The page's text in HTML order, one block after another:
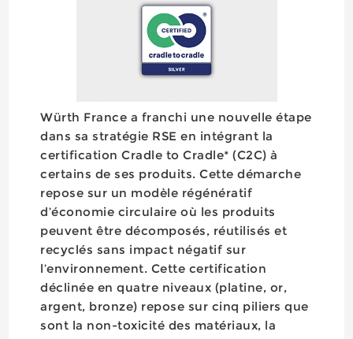
Würth France a franchi une nouvelle étape
dans sa stratégie RSE en intégrant la
certification Cradle to Cradle* (C2C) à
certains de ses produits. Cette démarche
repose sur un modèle régénératif
d’économie circulaire où les produits
peuvent être décomposés, réutilisés et
recyclés sans impact négatif sur
l’environnement. Cette certification
déclinée en quatre niveaux (platine, or,
argent, bronze) repose sur cinq piliers que
sont la non-toxicité des matériaux, la